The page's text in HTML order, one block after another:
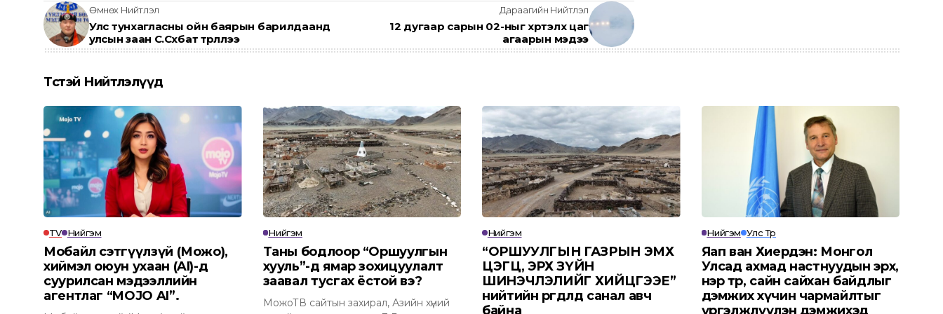
Өмнөх Нийтлэл
Улс тунхагласны ойн баярын барилдаанд
улсын заан С.Сүхбат түрүүллээ
Дараагийн Нийтлэл
12 дугаар сарын 02-ныг хүртэлх цаг
агаарын мэдээ
Төсөөтэй Нийтлэлүүд
TV Нийгэм
Мобайл сэтгүүлзүй (Можо),
хиймэл оюун ухаан (AI)-д
суурилсан мэдээллийн
агентлаг “MOJO AI”.
Нийгэм
Таны бодлоор “Оршуулгын
хууль”-д ямар зохицуулалт
заавал тусгах ёстой вэ?
МожоТВ сайтын захирал, Азийн хүний
Нийгэм
“ОРШУУЛГЫН ГАЗРЫН ЭМХ
ЦЭГЦ, ЭРХ ЗҮЙН
ШИНЭЧЛЭЛИЙГ ХИЙЦГЭЭЕ”
нийтийн өргөдөлд санал авч
байна
Нийгэм Улс Төр
Яап ван Хиердэн: Монгол
Улсад ахмад настнуудын эрх,
нэр төр, сайн сайхан байдлыг
дэмжих хүчин чармайлтыг
үргэлжлүүлэн дэмжихэд